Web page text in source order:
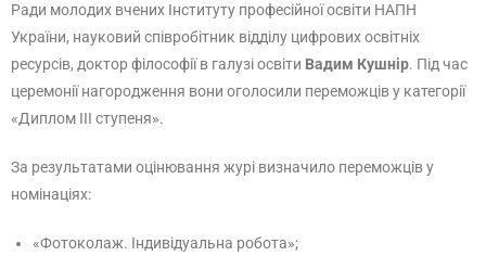
Ради молодих вчених Інституту професійної освіти НАПН
України, науковий співробітник відділу цифрових освітніх
ресурсів, доктор філософії в галузі освіти Вадим Кушнір. Під час
церемонії нагородження вони оголосили переможців у категорії
«Диплом ІІІ ступеня».
За результатами оцінювання журі визначило переможців у
номінаціях:
«Фотоколаж. Індивідуальна робота»;